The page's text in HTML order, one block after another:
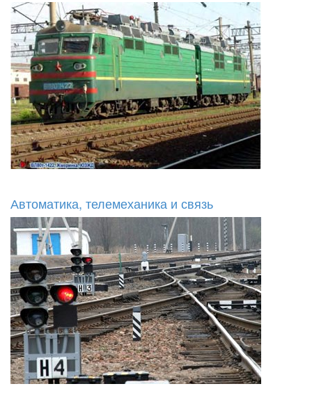
Автоматика, телемеханика и связь